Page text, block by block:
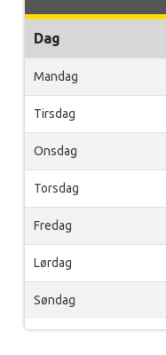
Dag
Mandag
Tirsdag
Onsdag
Torsdag
Fredag
Lørdag
Søndag